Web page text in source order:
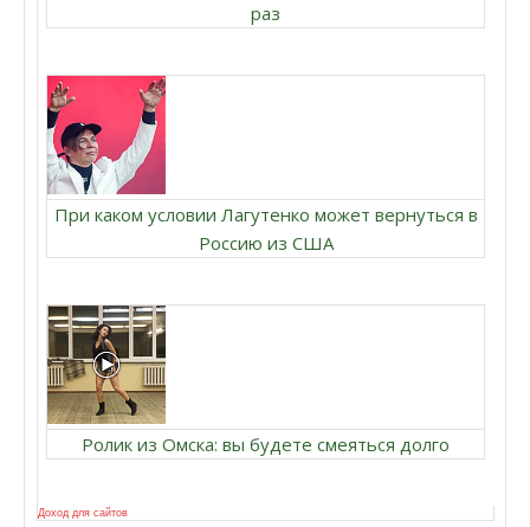
раз
При каком условии Лагутенко может вернуться в
Россию из США
Ролик из Омска: вы будете смеяться долго
Доход для сайтов